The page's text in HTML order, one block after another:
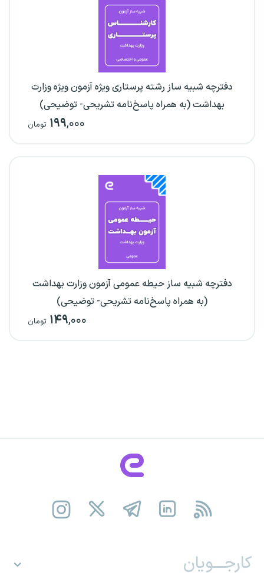
دفترچه شبیه ساز رشته پرستاری ویژه آزمون ویژه وزارت
بهداشت (به همراه پاسخ‌نامه تشریحی- توضیحی)
۱۹۹,۰۰۰ تومان
دفترچه شبیه ساز حیطه عمومی آزمون وزارت بهداشت
(به همراه پاسخ‌نامه تشریحی- توضیحی)
۱۴۹,۰۰۰ تومان
کارجـــویان